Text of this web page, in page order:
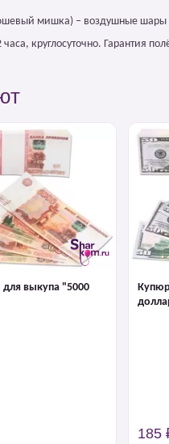
мишка) – воздушные шары
круглосуточно. Гарантия
выкупа "5000
185